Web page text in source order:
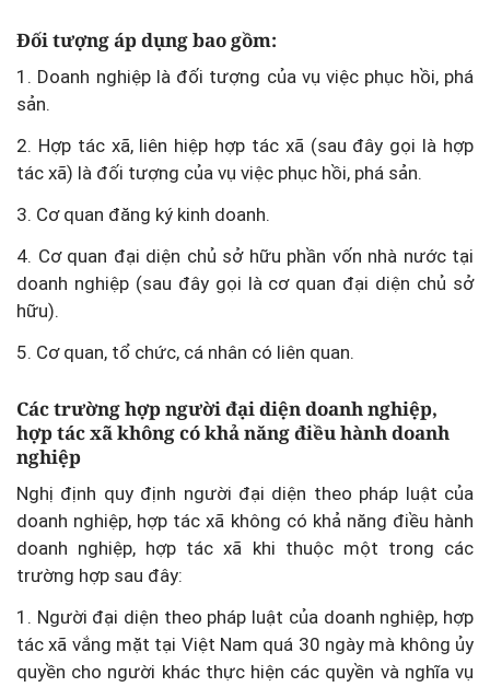
Đối tượng áp dụng bao gồm:
1. Doanh nghiệp là đối tượng của vụ việc phục hồi, phá
sản.
2. Hợp tác xã, liên hiệp hợp tác xã (sau đây gọi là hợp
tác xã) là đối tượng của vụ việc phục hồi, phá sản.
3. Cơ quan đăng ký kinh doanh.
4. Cơ quan đại diện chủ sở hữu phần vốn nhà nước tại
doanh nghiệp (sau đây gọi là cơ quan đại diện chủ sở
hữu).
5. Cơ quan, tổ chức, cá nhân có liên quan.
Các trường hợp người đại diện doanh nghiệp,
hợp tác xã không có khả năng điều hành doanh
nghiệp
Nghị định quy định người đại diện theo pháp luật của
doanh nghiệp, hợp tác xã không có khả năng điều hành
doanh nghiệp, hợp tác xã khi thuộc một trong các
trường hợp sau đây:
1. Người đại diện theo pháp luật của doanh nghiệp, hợp
tác xã vắng mặt tại Việt Nam quá 30 ngày mà không ủy
quyền cho người khác thực hiện các quyền và nghĩa vụ